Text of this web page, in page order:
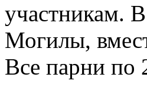
участникам.
Могилы,
Все парни по